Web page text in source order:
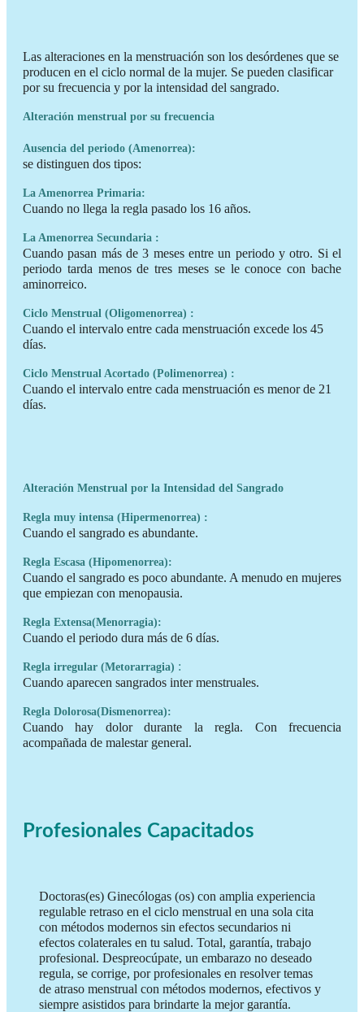
Las alteraciones en la menstruación son los desórdenes que se
producen en el ciclo normal de la mujer. Se pueden clasificar
por su frecuencia y por la intensidad del sangrado.
Alteración menstrual por su frecuencia
Ausencia del periodo (Amenorrea):
se distinguen dos tipos:
La Amenorrea Primaria:
Cuando no llega la regla pasado los 16 años.
La Amenorrea Secundaria :
Cuando pasan más de 3 meses entre un periodo y otro. Si el
periodo tarda menos de tres meses se le conoce con bache
aminorreico.
Ciclo Menstrual (Oligomenorrea) :
Cuando el intervalo entre cada menstruación excede los 45
días.
Ciclo Menstrual Acortado (Polimenorrea) :
Cuando el intervalo entre cada menstruación es menor de 21
días.
Alteración Menstrual por la Intensidad del Sangrado
Regla muy intensa (Hipermenorrea) :
Cuando el sangrado es abundante.
Regla Escasa (Hipomenorrea):
Cuando el sangrado es poco abundante. A menudo en mujeres
que empiezan con menopausia.
Regla Extensa(Menorragia):
Cuando el periodo dura más de 6 días.
Regla irregular (Metorarragia) :
Cuando aparecen sangrados inter menstruales.
Regla Dolorosa(Dismenorrea):
Cuando hay dolor durante la regla. Con frecuencia
acompañada de malestar general.
Profesionales Capacitados
Doctoras(es) Ginecólogas (os) con amplia experiencia
regulable retraso en el ciclo menstrual en una sola cita
con métodos modernos sin efectos secundarios ni
efectos colaterales en tu salud. Total, garantía, trabajo
profesional. Despreocúpate, un embarazo no deseado
regula, se corrige, por profesionales en resolver temas
de atraso menstrual con métodos modernos, efectivos y
siempre asistidos para brindarte la mejor garantía.